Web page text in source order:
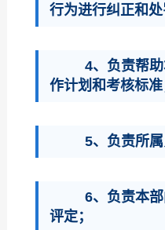
行为进行纠正和处
4、负责帮助
作计划和考核标准
5、负责所属员
6、负责本部
评定；